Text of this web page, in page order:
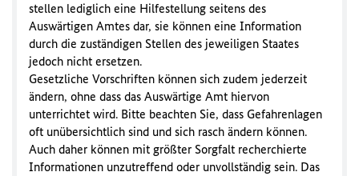
stellen lediglich eine Hilfestellung seitens des
Auswärtigen Amtes dar, sie können eine Information
durch die zuständigen Stellen des jeweiligen Staates
jedoch nicht ersetzen.
Gesetzliche Vorschriften können sich zudem jederzeit
ändern, ohne dass das Auswärtige Amt hiervon
unterrichtet wird. Bitte beachten Sie, dass Gefahrenlagen
oft unübersichtlich sind und sich rasch ändern können.
Auch daher können mit größter Sorgfalt recherchierte
Informationen unzutreffend oder unvollständig sein. Das